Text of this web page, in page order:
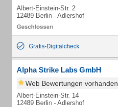
Albert-Einstein-Str. 2
12489 Berlin - Adlershof
Gratis-Digitalcheck
Alpha Strike Labs GmbH
Web Bewertungen vorhanden
Albert-Einstein-Str. 14
12489 Berlin - Adlershof